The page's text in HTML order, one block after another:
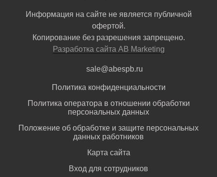
Информация на сайте не является публичной
офертой.
Копирование без разрешения запрещено.
Разработка сайта AB Marketing
sale@abespb.ru
Политика конфиденциальности
Политика оператора в отношении обработки
персональных данных
Положение об обработке и защите персональных
данных работников
Карта сайта
Вход для сотрудников